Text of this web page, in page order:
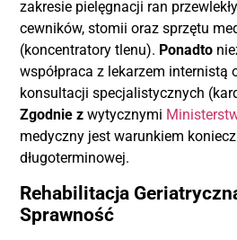
zakresie pielęgnacji ran
cewników, stomii oraz sprzętu
(koncentratory tlenu). Ponadto
współpraca z lekarzem internistą
konsultacji specjalistycznych
Zgodnie z wytycznymi
medyczny jest warunkiem
długoterminowej.
Rehabilitacja
Sprawność